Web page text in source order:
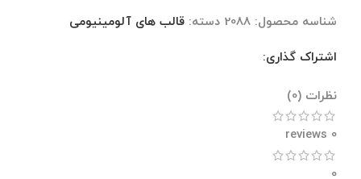
شناسه محصول: 2088 دسته: قالب های آلومینیومی
اشتراک گذاری:
نظرات (0)
0 reviews
0